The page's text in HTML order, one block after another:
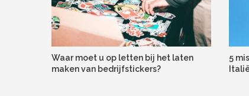
Waar moet u op letten bij het laten
maken van bedrijfstickers?
5